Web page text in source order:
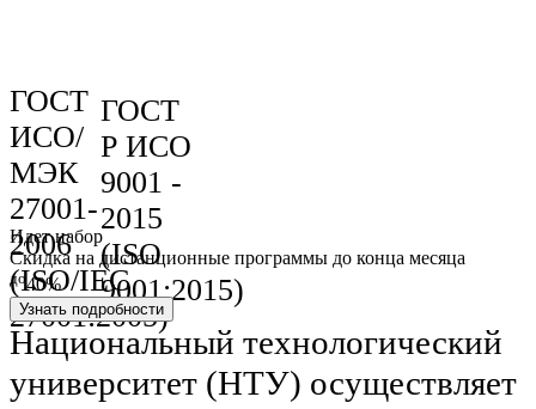
ГОСТ
ИСО/
МЭК
27001-
2006
(ISO/IEC
27001:2005)
ГОСТ
Р ИСО
9001 -
2015
(ISO
9001:2015)
Идет набор
Скидка на дистанционные программы до конца месяца
до40%
Узнать подробности
Национальный технологический
университет (НТУ) осуществляет